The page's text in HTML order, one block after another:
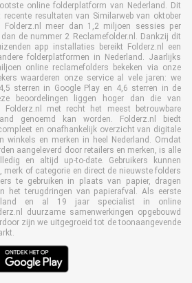
online folderplatform van Nederland. Dit
resultaten van Similarweb van oktober
Folderz.nl meer dan 1,2 miljoen sessies per
de nummer 2 Reclamefolder.nl. Dankzij dit
app installaties bereikt Folderz.nl een
folderplatformen in Nederland. Jaarlijks
online reclamefolders bekeken via onze
waarderen onze service al vele jaren: we
sterren in Google Play en 4,6 sterren in de
beoordelingen liggen hoger dan die van
Folderz.nl met recht het meest betrouwbare
genoemd kan worden. Folderz.nl biedt
en onafhankelijk overzicht van digitale
winkels en merken in heel Nederland. Omdat
aangeleverd door retailers en merken, is alle
en altijd up-to-date. Gebruikers kunnen
merk of categorie en direct de nieuwste folders
te gebruiken in plaats van papier, dragen
het terugdringen van papierafval. Als eerste
en al 19 jaar specialist in online
duurzame samenwerkingen opgebouwd
zijn we uitgegroeid tot de toonaangevende